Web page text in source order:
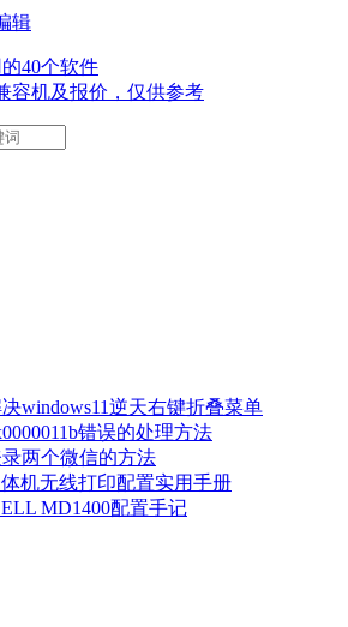
辑
40个软件
容机及报价，仅供参考
windows11逆天右键折叠菜单
错误的处理方法
两个微信的方法
体机无线打印配置实用手册
MD1400配置手记